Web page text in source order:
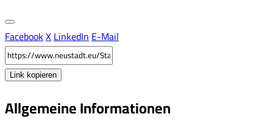
FacebookXLinkedInE-Mail
Link kopieren
Allgemeine Informationen